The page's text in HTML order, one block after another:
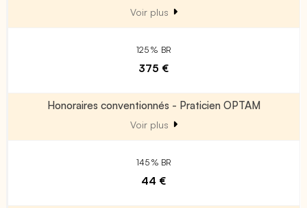
Voir plus
125 % BR
375 €
Honoraires conventionnés - Praticien OPTAM
Voir plus
145 % BR
44 €